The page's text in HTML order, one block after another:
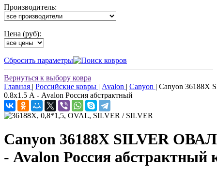
Производитель:
Цена (руб):
Cбросить параметры
Вернуться к выбору ковра
Главная | Российские ковры | Avalon | Canyon | Canyon 36188X
0.8x1.5 А - Avalon Россия абстрактный
Canyon 36188X SILVER
- Avalon Россия абстрактный